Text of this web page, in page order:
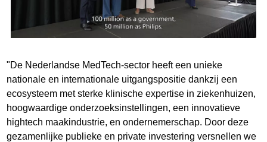
"De Nederlandse MedTech-sector heeft een unieke
nationale en internationale uitgangspositie dankzij een
ecosysteem met sterke klinische expertise in ziekenhuizen,
hoogwaardige onderzoeksinstellingen, een innovatieve
hightech maakindustrie, en ondernemerschap. Door deze
gezamenlijke publieke en private investering versnellen we